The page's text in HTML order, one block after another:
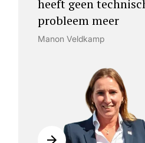
heeft geen
probleem meer
Manon Veldkamp